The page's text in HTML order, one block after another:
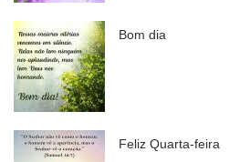
Bom dia
Feliz Quarta-feira